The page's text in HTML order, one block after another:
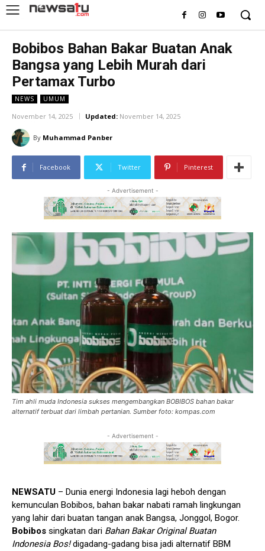
Bobibos Bahan Bakar Buatan Anak
Bangsa yang Lebih Murah dari
Pertamax Turbo
NEWS UMUM
November 14, 2025 Updated: November 14, 2025
By Muhammad Panber
Facebook Twitter Pinterest
- Advertisement -
Tim ahli muda Indonesia sukses mengembangkan BOBIBOS bahan bakar
alternatif terbuat dari limbah pertanian. Sumber foto: kompas.com
- Advertisement -
NEWSATU – Dunia energi Indonesia lagi heboh dengan
kemunculan Bobibos, bahan bakar nabati ramah lingkungan
yang lahir dari buatan tangan anak Bangsa, Jonggol, Bogor.
Bobibos singkatan dari Bahan Bakar Original Buatan
Indonesia Bos!digadang-gadang bisa jadi alternatif BBM